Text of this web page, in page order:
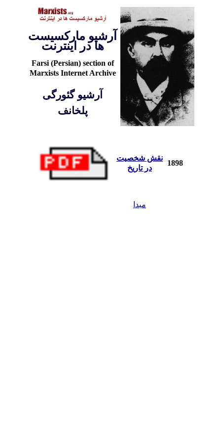
آرشيو مارکسيست
ها در اينترنت
Farsi (Persian) section of
Marxists Internet Archive
آرشيو گئورگی
پلخانف
1898
نقش شخصيت
در تاريخ
مبدا